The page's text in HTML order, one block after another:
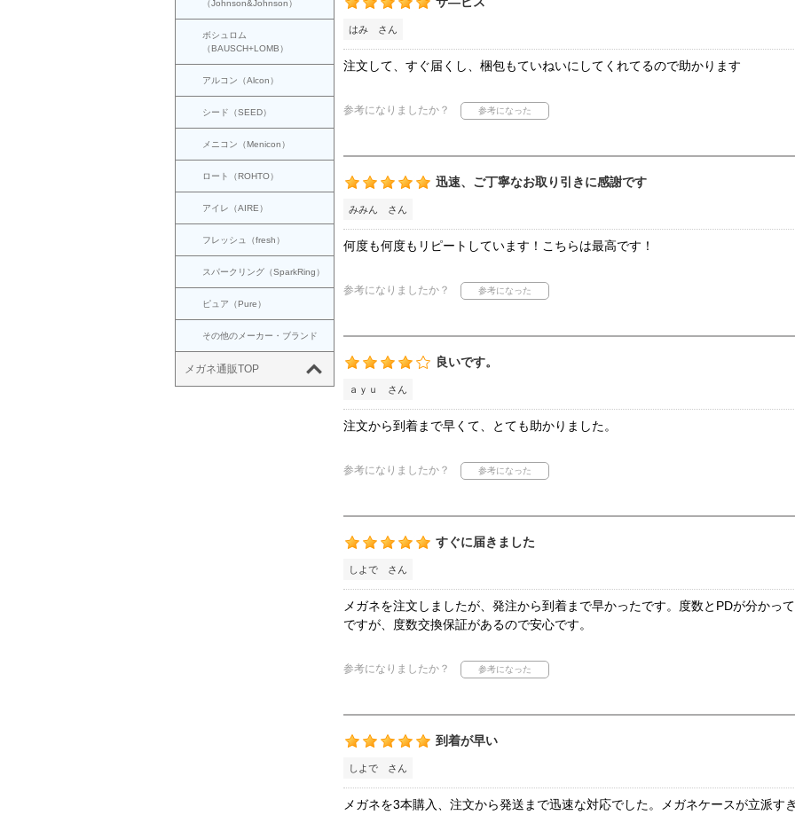
（Johnson&Johnson）
ボシュロム
（BAUSCH+LOMB）
アルコン（Alcon）
シード（SEED）
メニコン（Menicon）
ロート（ROHTO）
アイレ（AIRE）
フレッシュ（fresh）
スパークリング（SparkRing）
ピュア（Pure）
その他のメーカー・ブランド
メガネ通販TOP
はみ さん
注文して、すぐ届くし、梱包もていねいにしてくれてるので助かります
参考になりましたか？
迅速、ご丁寧なお取り引きに感謝です
みみん さん
何度も何度もリピートしています！こちらは最高です！
参考になりましたか？
良いです。
ａｙｕ さん
注文から到着まで早くて、とても助かりました。
参考になりましたか？
すぐに届きました
しよで さん
メガネを注文しましたが、発注から到着まで早かったです。度数とPDが分かっ
ですが、度数交換保証があるので安心です。
参考になりましたか？
到着が早い
しよで さん
メガネを3本購入、注文から発送まで迅速な対応でした。メガネケースが立派す